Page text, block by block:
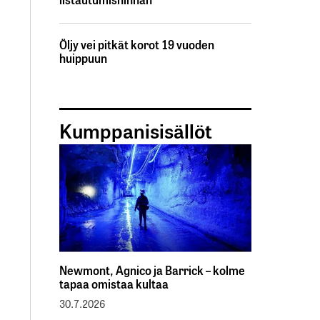
Öljy vei pitkät korot 19 vuoden
huippuun
Kumppanisisällöt
Newmont, Agnico ja Barrick – kolme
tapaa omistaa kultaa
30.7.2026